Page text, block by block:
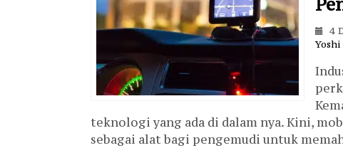
4
teknologi yang ada di dalam nya. Kini,
sebagai alat bagi pengemudi untuk